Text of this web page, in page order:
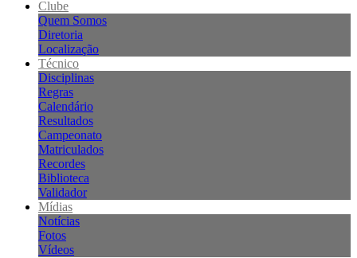
Clube
Quem Somos
Diretoria
Localização
Técnico
Disciplinas
Regras
Calendário
Resultados
Campeonato
Matriculados
Recordes
Biblioteca
Validador
Mídias
Notícias
Fotos
Vídeos